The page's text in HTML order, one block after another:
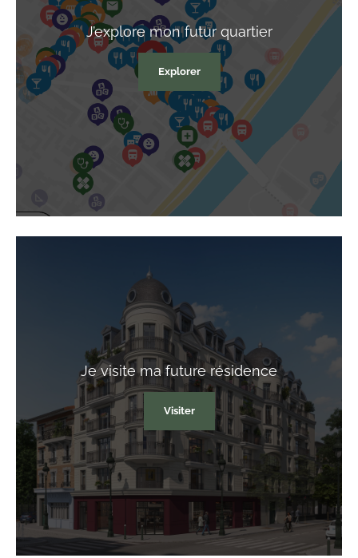
J’exploremon futur quartier
Explorer
Je visitema future résidence
Visiter